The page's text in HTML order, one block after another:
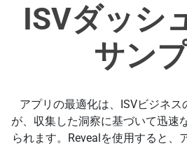
ISVダッシ
サン
アプリの最適化は、ISVビジネ
が、収集した洞察に基づいて迅速
られます。Revealを使用すると、